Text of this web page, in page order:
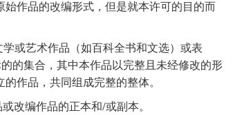
作品的改编形式，但是就本许可的目的而
或艺术作品（如百科全书和文选）或表
的集合，其中本作品以完整且未经修改的形
作品，共同组成完整的整体。
改编作品的正本和/或副本。